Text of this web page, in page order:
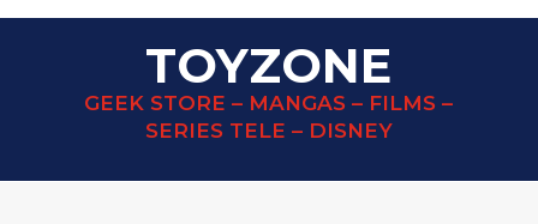
TOYZONE
GEEK STORE – MANGAS – FILMS –
SERIES TELE – DISNEY